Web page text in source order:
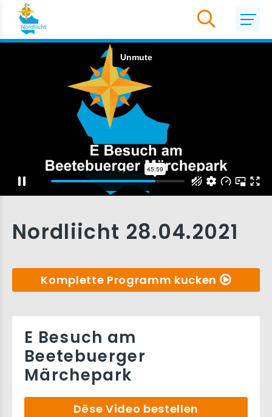
Nordliicht 28.04.2021
Komplette Programm kucken
E Besuch am
Beetebuerger
Märchepark
Dëse Video bestellen